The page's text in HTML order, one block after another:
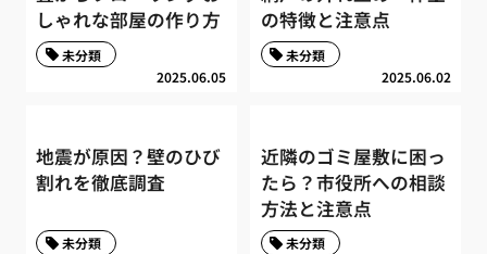
しゃれな部屋の作り方
2025.06.05
未分類
の特徴と注意点
2025.06.02
未分類
地震が原因？壁のひび
割れを徹底調査
未分類
近隣のゴミ屋敷に困っ
たら？市役所への相談
方法と注意点
未分類